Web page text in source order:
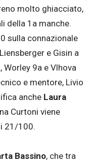
molto ghiacciato,
della 1a manche.
sulla connazionale
e Gisin a
Worley 9a e Vlhova
e mentore, Livio
anche Laura
Curtoni viene
21/100.
Bassino, che tra